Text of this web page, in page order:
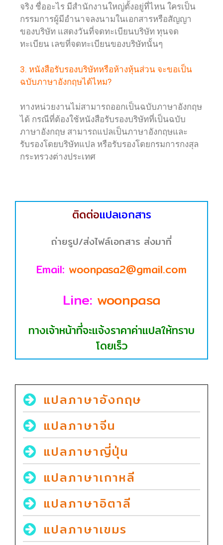
จริง ชื่ออะไร มีสำนักงานใหญ่ตั้งอยู่ที่ไหน ใครเป็น
กรรมการผู้มีอำนาจลงนามในเอกสารหรือสัญญา
ของบริษัท แสดงวันที่จดทะเบียนบริษัท ทุนจด
ทะเบียน เลขที่จดทะเบียนของบริษัทนั้นๆ
3. หนังสือรับรองบริษัทหรือห้างหุ้นส่วน จะขอเป็น
ฉบับภาษาอังกฤษได้ไหม?
ทางหน่วยงานไม่สามารถออกเป็นฉบับภาษาอังกฤษ
ได้ กรณีที่ต้องใช้หนังสือรับรองบริษัทที่เป็นฉบับ
ภาษาอังกฤษ สามารถแปลเป็นภาษาอังกฤษและ
รับรองโดยบริษัทแปล หรือรับรองโดยกรมการกงสุล
กระทรวงต่างประเทศ
ติดต่อแปลเอกสาร
ถ่ายรูป/ส่งไฟล์เอกสาร ส่งมาที่
Email: woonpasa2@gmail.com
Line: woonpasa
ทางเจ้าหน้าที่จะแจ้งราคาค่าแปลให้ทราบ
โดยเร็ว
แปลภาษาอังกฤษ
แปลภาษาจีน
แปลภาษาญี่ปุ่น
แปลภาษาเกาหลี
แปลภาษาอิตาลี
แปลภาษาเขมร